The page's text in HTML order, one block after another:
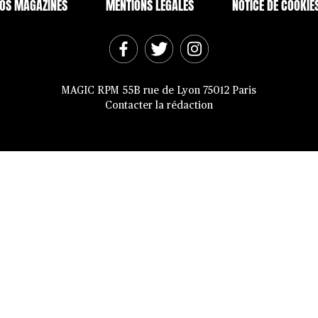
MAGAZINES MENTIONS LÉGALES NOTICE DE
MAGIC RPM 55B rue de Lyon 75012 Paris
Contacter la rédaction